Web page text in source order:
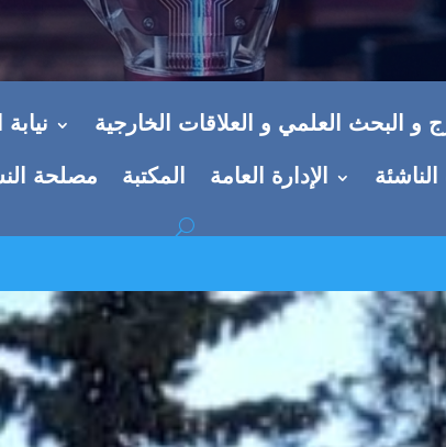
و البحث العلمي و العلاقات الخارجية
الإدارة العامة المكتبة مصلحة